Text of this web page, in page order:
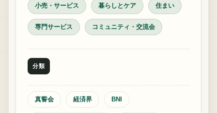
小売・サービス 暮らしとケア 住まい
専門サービス コミュニティ・交流会
分類
真誓会 経済界 BNI